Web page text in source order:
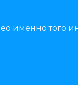
именно того